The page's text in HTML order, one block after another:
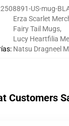
US-mug-
:
Erza Scarlet
Fairy Tail Mugs,
Lucy Heartfilia
Natsu Dragneel
Customers